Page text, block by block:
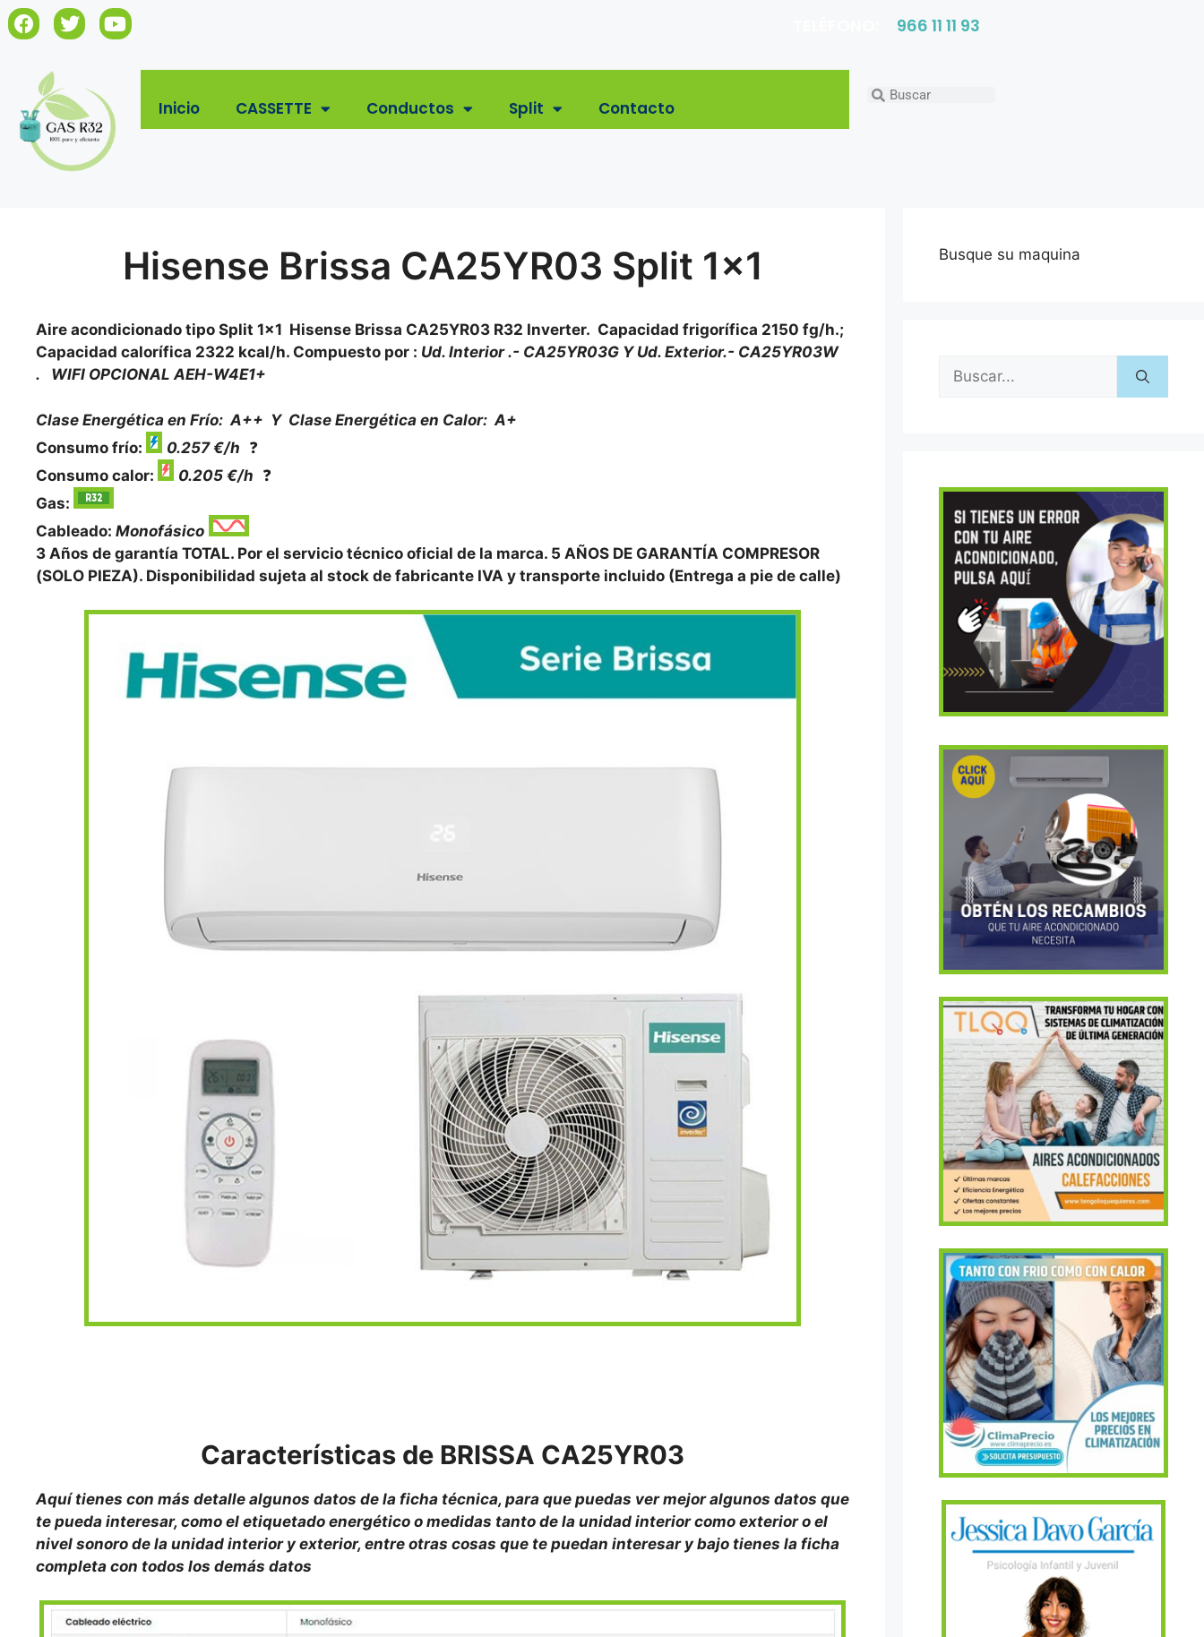
966 11 11 93
Inicio CASSETTE Conductos Split Contacto
Hisense Brissa CA25YR03 Split 1×1
Aire acondicionado tipo Split 1×1 Hisense Brissa CA25YR03 R32 Inverter. Capacidad frigorífica 2150 fg/h.;
Capacidad calorífica 2322 kcal/h. Compuesto por : Ud. Interior .- CA25YR03G Y Ud. Exterior.- CA25YR03W
. WIFI OPCIONAL AEH-W4E1+
Clase Energética en Frío: A++ Y Clase Energética en Calor: A+
Consumo frío:
0.257 €/h ❓
Consumo calor:
0.205 €/h ❓
Gas:
Cableado: Monofásico
3 Años de garantía TOTAL. Por el servicio técnico oficial de la marca. 5 AÑOS DE GARANTÍA COMPRESOR
(SOLO PIEZA). Disponibilidad sujeta al stock de fabricante IVA y transporte incluido (Entrega a pie de calle)
Características de BRISSA CA25YR03
Aquí tienes con más detalle algunos datos de la ficha técnica, para que puedas ver mejor algunos datos que
te pueda interesar, como el etiquetado energético o medidas tanto de la unidad interior como exterior o el
nivel sonoro de la unidad interior y exterior, entre otras cosas que te puedan interesar y bajo tienes la ficha
completa con todos los demás datos
Busque su maquina